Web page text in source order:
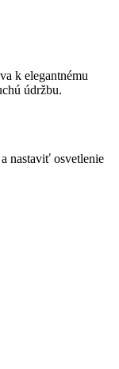
k elegantnému
údržbu.
nastaviť osvetlenie